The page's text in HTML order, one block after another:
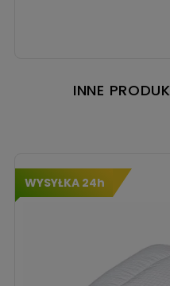
INNE
WYSYŁKA 24h